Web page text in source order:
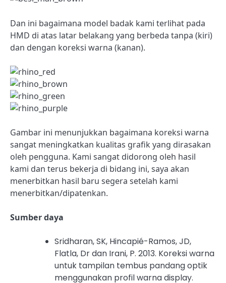
Dan ini bagaimana model badak kami terlihat pada
HMD di atas latar belakang yang berbeda tanpa (kiri)
dan dengan koreksi warna (kanan).
Gambar ini menunjukkan bagaimana koreksi warna
sangat meningkatkan kualitas grafik yang dirasakan
oleh pengguna. Kami sangat didorong oleh hasil
kami dan terus bekerja di bidang ini, saya akan
menerbitkan hasil baru segera setelah kami
menerbitkan/dipatenkan.
Sumber daya
Sridharan, SK, Hincapié-Ramos, JD,
Flatla, Dr dan Irani, P. 2013. Koreksi warna
untuk tampilan tembus pandang optik
menggunakan profil warna display.